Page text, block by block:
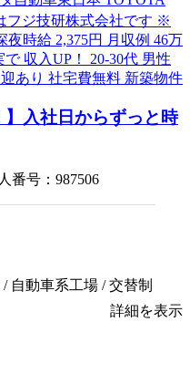
】入社日からずっと時
番号：987506
自動車系工場 / 交替制
詳細を表示